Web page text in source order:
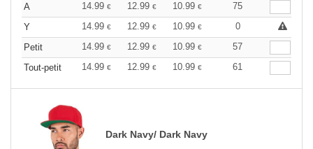
A 14.99 € 12.99 € 10.99 €
75
Y
14.99 € 12.99 € 10.99 €
0
Petit
14.99 € 12.99 € 10.99 €
57
Tout-petit
14.99 € 12.99 € 10.99 € 61
Dark Navy/ Dark Navy